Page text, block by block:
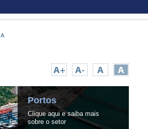
Portos
Clique aqui e saiba mais
sobre o setor